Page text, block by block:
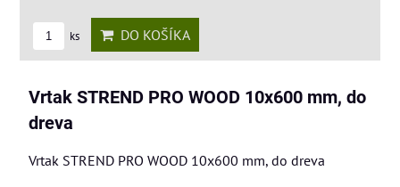
ks DO KOŠÍKA
Vrtak STREND PRO WOOD 10x600 mm, do
dreva
Vrtak STREND PRO WOOD 10x600 mm, do dreva